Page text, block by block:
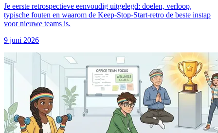
Je eerste retrospectieve eenvoudig uitgelegd: doelen, verloop,
typische fouten en waarom de Keep-Stop-Start-retro de beste instap
voor nieuwe teams is.
9 juni 2026